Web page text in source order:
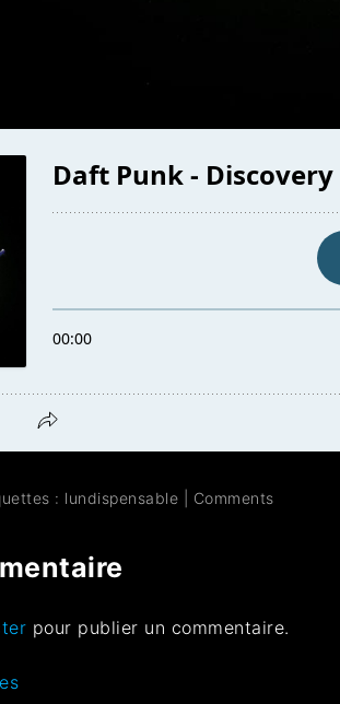
: lundispensable Comments
pour publier un commentaire.